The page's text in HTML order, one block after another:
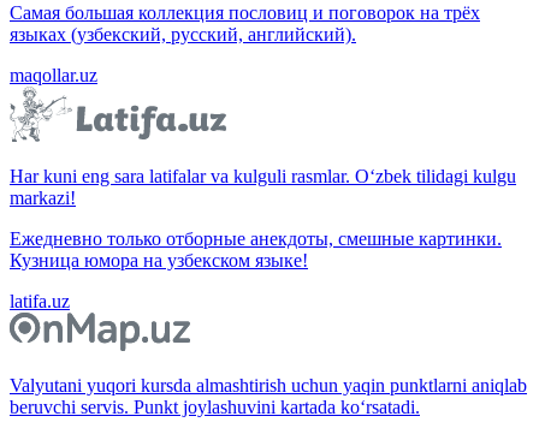
Самая большая коллекция пословиц и поговорок на трёх
языках (узбекский, русский, английский).
maqollar.uz
Har kuni eng sara latifalar va kulguli rasmlar. O‘zbek tilidagi kulgu
markazi!
Ежедневно только отборные анекдоты, смешные картинки.
Кузница юмора на узбекском языке!
latifa.uz
Valyutani yuqori kursda almashtirish uchun yaqin punktlarni aniqlab
beruvchi servis. Punkt joylashuvini kartada ko‘rsatadi.